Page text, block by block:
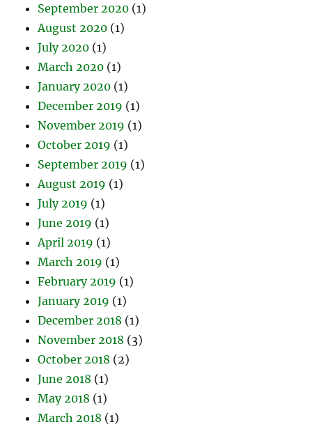
September 2020 (1)
August 2020 (1)
July 2020 (1)
March 2020 (1)
January 2020 (1)
December 2019 (1)
November 2019 (1)
October 2019 (1)
September 2019 (1)
August 2019 (1)
July 2019 (1)
June 2019 (1)
April 2019 (1)
March 2019 (1)
February 2019 (1)
January 2019 (1)
December 2018 (1)
November 2018 (3)
October 2018 (2)
June 2018 (1)
May 2018 (1)
March 2018 (1)